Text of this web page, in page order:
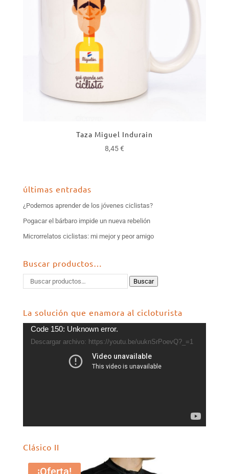
Taza Miguel Indurain
8,45€
últimas entradas
¿Podemos aprender de los jóvenes ciclistas?
Pogacar el bárbaro impide un nueva rebelión
Microrrelatos ciclistas: mi mejor y peor amigo
Buscar productos…
Buscar
La solución que enamora al cicloturista
Reproductor
Code 150: Unknown error.
Descargar archivo: https://youtu.be/uuknSrPoevQ?_=1
Clásico II